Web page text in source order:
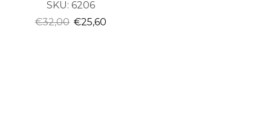
SKU: 6206
€32,00 €25,60